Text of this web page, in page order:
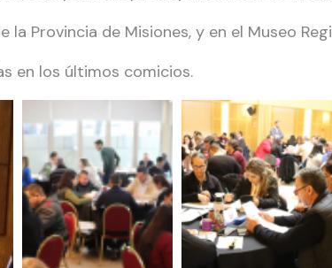
Provincia de Misiones, y en el Museo
en los últimos comicios.